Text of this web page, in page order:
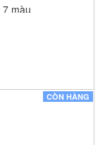
CÒN HÀNG